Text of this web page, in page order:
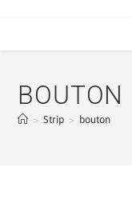
BOUTON
> Strip > bouton